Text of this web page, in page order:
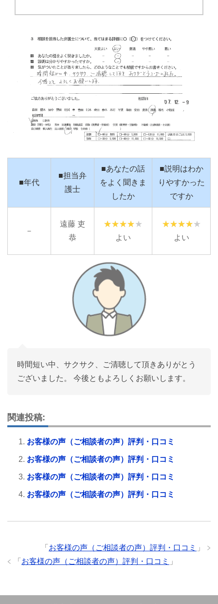
■年代
■担当弁
護士
■あなたの話
をよく聞きま
したか
■説明はわか
りやすかった
ですか
－
遠藤 吏
恭
よい よい
時間短い中、サクサク、ご清聴して頂きありがとう
ございました。 今後ともよろしくお願いします。
関連投稿:
お客様の声（ご相談者の声）評判・口コミ
お客様の声（ご相談者の声）評判・口コミ
お客様の声（ご相談者の声）評判・口コミ
お客様の声（ご相談者の声）評判・口コミ
「 お客様の声（ご相談者の声）評判・口コミ
」
「 お客様の声（ご相談者の声）評判・口コミ 」